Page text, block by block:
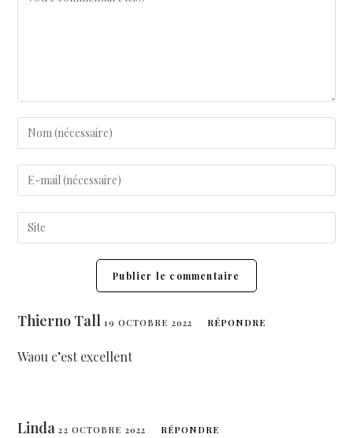
Thierno Tall19 OCTOBRE 2022 RÉPONDRE
Waou c’est excellent
Linda22 OCTOBRE 2022 RÉPONDRE